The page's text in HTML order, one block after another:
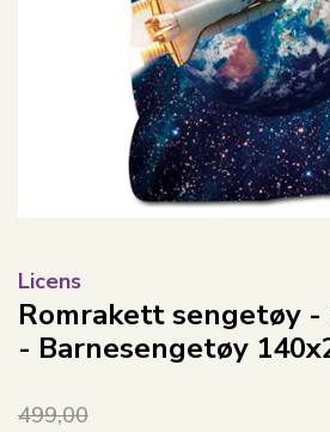
Licens
Romrakett sengetøy
- Barnesengetøy
499,00